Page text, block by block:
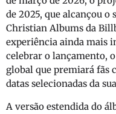
de 2025, que alcançou o
Christian Albums da
experiência ainda mais
celebrar o lançamento,
global que premiará fãs
datas selecionadas da
A versão estendida do